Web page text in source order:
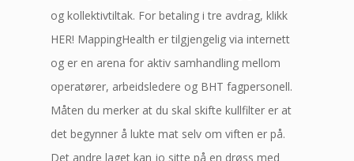
og kollektivtiltak. For betaling i tre avdrag, klikk
HER! MappingHealth er tilgjengelig via internett
og er en arena for aktiv samhandling mellom
operatører, arbeidsledere og BHT fagpersonell.
Måten du merker at du skal skifte kullfilter er at
det begynner å lukte mat selv om viften er på.
Det andre laget kan jo sitte på en drøss med